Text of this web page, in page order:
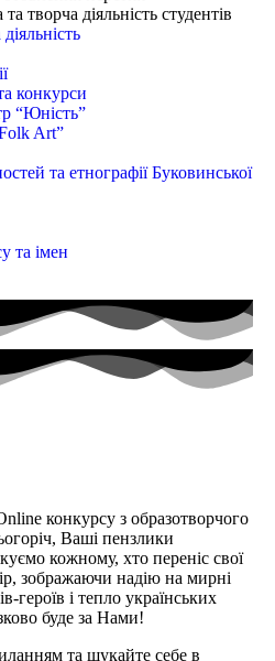
творча діяльність студентів
конкурси
“Юність”
Art”
та етнографії Буковинської
та імен
конкурсу з образотворчого
Ваші пензлики
кожному, хто переніс свої
зображаючи надію на мирні
героїв і тепло українських
буде за Нами!
та шукайте себе в